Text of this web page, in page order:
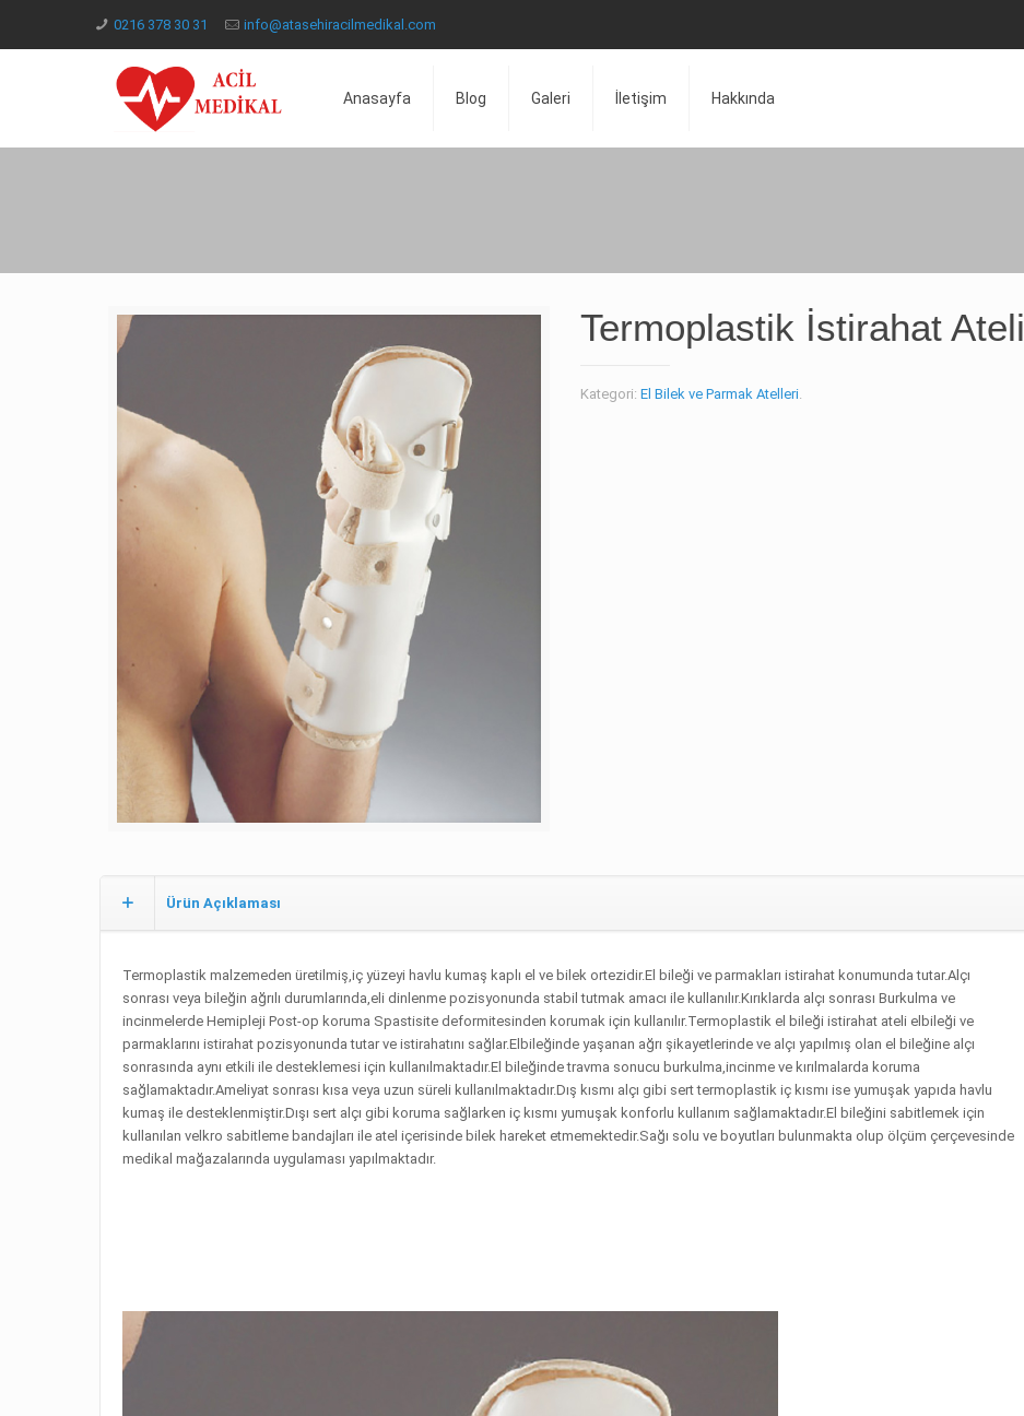
0216 378 30 31 info@atasehiracilmedikal.com
Anasayfa Blog Galeri İletişim Hakkında
Termoplastik İstirahat Ateli
Kategori: El Bilek ve Parmak Atelleri.
Ürün Açıklaması
Termoplastik malzemeden üretilmiş,iç yüzeyi havlu kumaş kaplı el ve bilek ortezidir.El bileği ve parmakları istirahat konumunda tutar.Alçı
sonrası veya bileğin ağrılı durumlarında,eli dinlenme pozisyonunda stabil tutmak amacı ile kullanılır.Kırıklarda alçı sonrası Burkulma ve
incinmelerde Hemipleji Post-op koruma Spastisite deformitesinden korumak için kullanılır.Termoplastik el bileği istirahat ateli elbileği ve
parmaklarını istirahat pozisyonunda tutar ve istirahatını sağlar.Elbileğinde yaşanan ağrı şikayetlerinde ve alçı yapılmış olan el bileğine alçı
sonrasında aynı etkili ile desteklemesi için kullanılmaktadır.El bileğinde travma sonucu burkulma,incinme ve kırılmalarda koruma
sağlamaktadır.Ameliyat sonrası kısa veya uzun süreli kullanılmaktadır.Dış kısmı alçı gibi sert termoplastik iç kısmı ise yumuşak yapıda havlu
kumaş ile desteklenmiştir.Dışı sert alçı gibi koruma sağlarken iç kısmı yumuşak konforlu kullanım sağlamaktadır.El bileğini sabitlemek için
kullanılan velkro sabitleme bandajları ile atel içerisinde bilek hareket etmemektedir.Sağı solu ve boyutları bulunmakta olup ölçüm çerçevesinde
medikal mağazalarında uygulaması yapılmaktadır.